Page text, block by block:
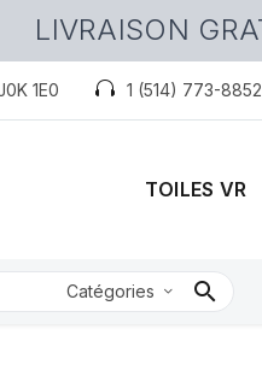
LIVRAISON
1E0 1 (514) 773-8852
TOILES VR
Catégories